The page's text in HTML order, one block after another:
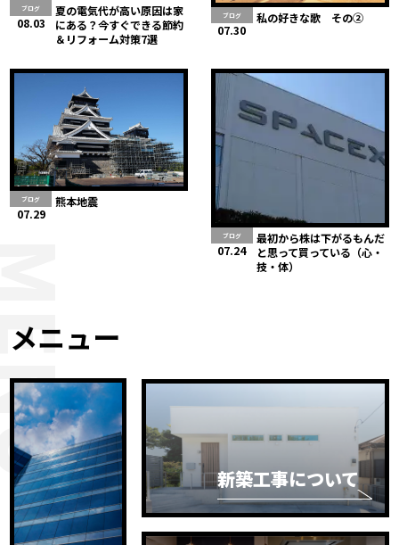
ブログ
08.03
夏の電気代が高い原因は家
にある？今すぐできる節約
＆リフォーム対策7選
ブログ
07.30
私の好きな歌 その②
ブログ
07.29
熊本地震
ブログ
07.24
最初から株は下がるもんだ
と思って買っている（心・
技・体）
メニュー
新築工事について